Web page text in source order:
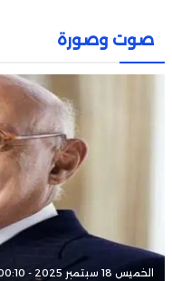
المغرب يتعرف على
الأمير علي بن حسين يتهم
23:37
رسميا.. الشوالي
صوت وصورة
الخميس 18 سبتمبر 2025 - 00:10